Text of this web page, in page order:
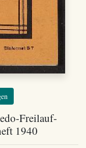
Freilauf-
1940